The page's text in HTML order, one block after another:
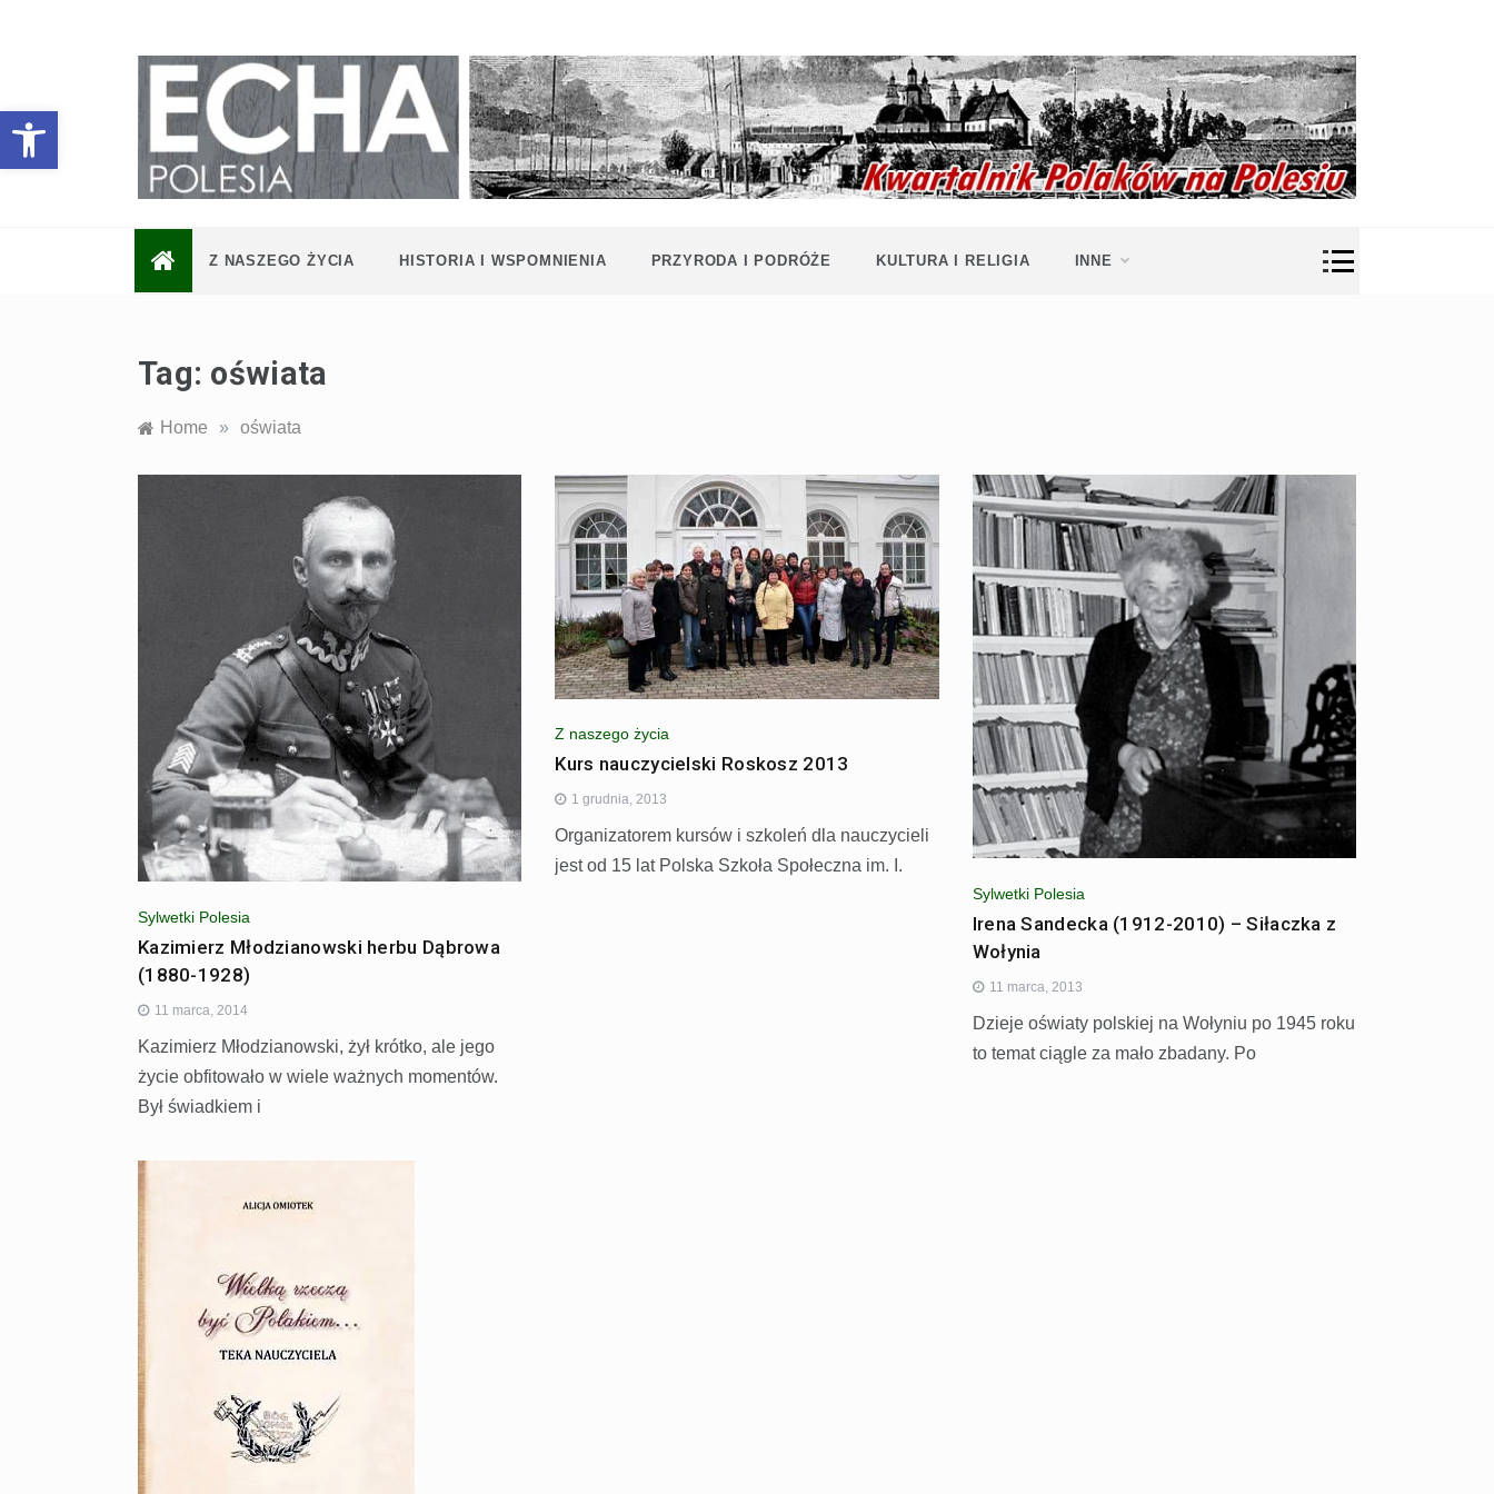
Otwórz pasek narzędzi
Echa
Polesia
współczesność
Polaków na
Polesiu.
Przyroda,
zabytki, kultura
i wspomnienia
z Polesia.
Z NASZEGO ŻYCIA HISTORIA I WSPOMNIENIA PRZYRODA I PODRÓŻE KULTURA I RELIGIA INNE
Tag: oświata
Home » oświata
Sylwetki Polesia
Kazimierz Młodzianowski herbu Dąbrowa
(1880-1928)
11 marca, 2014
Kazimierz Młodzianowski, żył krótko, ale jego
życie obfitowało w wiele ważnych momentów.
Był świadkiem i
Z naszego życia
Kurs nauczycielski Roskosz 2013
1 grudnia, 2013
Organizatorem kursów i szkoleń dla nauczycieli
jest od 15 lat Polska Szkoła Społeczna im. I.
Sylwetki Polesia
Irena Sandecka (1912-2010) – Siłaczka z
Wołynia
11 marca, 2013
Dzieje oświaty polskiej na Wołyniu po 1945 roku
to temat ciągle za mało zbadany. Po